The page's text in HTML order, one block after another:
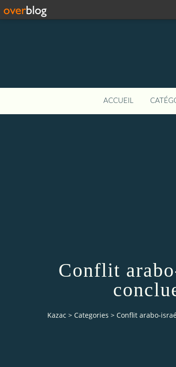
ACCUEIL
Conflit
Kazac > Categories > Conflit arabo-